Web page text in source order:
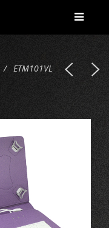
ETM101VL